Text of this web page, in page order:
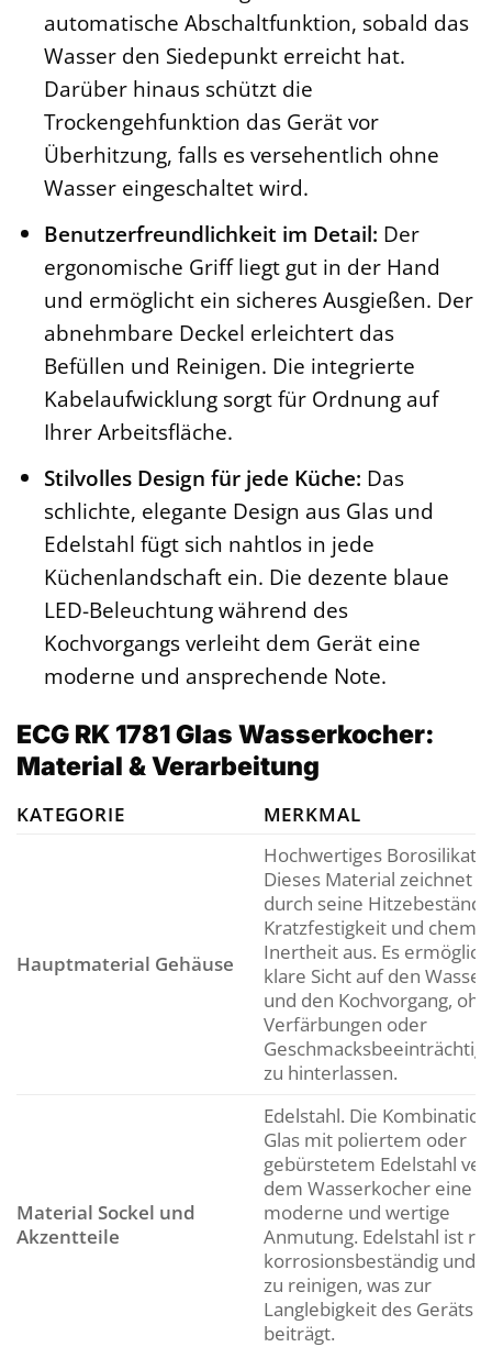
automatische Abschaltfunktion, sobald das
Wasser den Siedepunkt erreicht hat.
Darüber hinaus schützt die
Trockengehfunktion das Gerät vor
Überhitzung, falls es versehentlich ohne
Wasser eingeschaltet wird.
Benutzerfreundlichkeit im Detail: Der
ergonomische Griff liegt gut in der Hand
und ermöglicht ein sicheres Ausgießen. Der
abnehmbare Deckel erleichtert das
Befüllen und Reinigen. Die integrierte
Kabelaufwicklung sorgt für Ordnung auf
Ihrer Arbeitsfläche.
Stilvolles Design für jede Küche: Das
schlichte, elegante Design aus Glas und
Edelstahl fügt sich nahtlos in jede
Küchenlandschaft ein. Die dezente blaue
LED-Beleuchtung während des
Kochvorgangs verleiht dem Gerät eine
moderne und ansprechende Note.
ECG RK 1781 Glas Wasserkocher:
Material & Verarbeitung
KATEGORIE MERKMAL
Hauptmaterial Gehäuse
Hochwertiges
Dieses Material zeichnet
durch seine
Kratzfestigkeit und
Inertheit aus. Es
klare Sicht auf den
und den Kochvorgang,
Verfärbungen oder
zu hinterlassen.
Material Sockel und
Akzentteile
Edelstahl. Die
Glas mit poliertem oder
gebürstetem Edelstahl
dem Wasserkocher eine
moderne und wertige
Anmutung. Edelstahl ist
korrosionsbeständig und
zu reinigen, was zur
Langlebigkeit des Geräts
beiträgt.